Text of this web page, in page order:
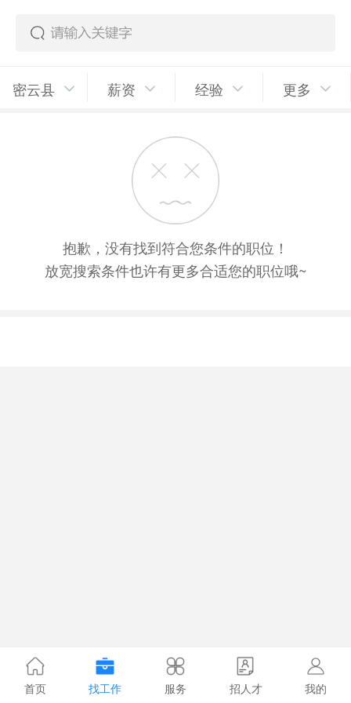
密云县 薪资 经验 更多
抱歉，没有找到符合您条件的职位！
放宽搜索条件也许有更多合适您的职位哦~
首页 找工作 服务 招人才 我的